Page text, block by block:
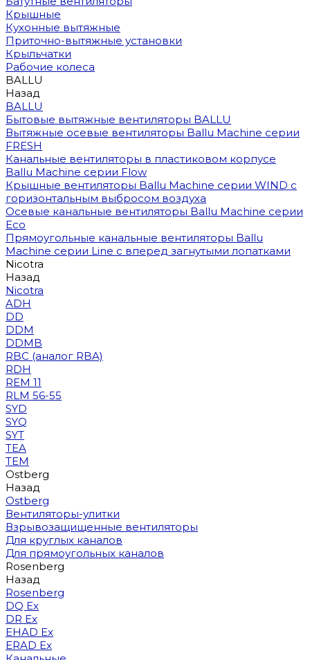
Крышные
Кухонные вытяжные
Приточно-вытяжные установки
Крыльчатки
Рабочие колеса
BALLU
Назад
BALLU
Бытовые вытяжные вентиляторы BALLU
Вытяжные осевые вентиляторы Ballu Machine серии
FRESH
Канальные вентиляторы в пластиковом корпусе
Ballu Machine серии Flow
Крышные вентиляторы Ballu Machine серии WIND с
горизонтальным выбросом воздуха
Осевые канальные вентиляторы Ballu Machine серии
Eco
Прямоугольные канальные вентиляторы Ballu
Machine серии Line с вперед загнутыми лопатками
Nicotra
Назад
Nicotra
ADH
DD
DDM
DDMB
RBC (аналог RBA)
RDH
REM 11
RLM 56-55
SYD
SYQ
SYT
TEA
TEM
Ostberg
Назад
Ostberg
Вентиляторы-улитки
Взрывозащищенные вентиляторы
Для круглых каналов
Для прямоугольных каналов
Rosenberg
Назад
Rosenberg
DQ Ex
DR Ex
EHAD Ex
ERAD Ex